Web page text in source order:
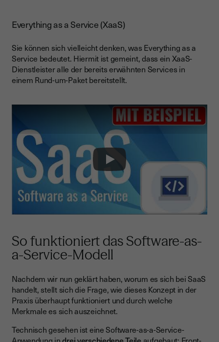
Everything as a Service (XaaS)
Sie können sich vielleicht denken, was Everything as a
Service bedeutet. Hiermit ist gemeint, dass ein XaaS-
Dienstleister alle der bereits erwähnten Services in
einem Rund-um-Paket bereitstellt.
Play
So funktioniert das Software-as-
a-Service-Modell
Nachdem wir nun geklärt haben, worum es sich bei SaaS
handelt, stellt sich die Frage, wie dieses Konzept in der
Praxis überhaupt funktioniert und durch welche
Merkmale es sich auszeichnet.
Technisch gesehen ist eine Software-as-a-Service-